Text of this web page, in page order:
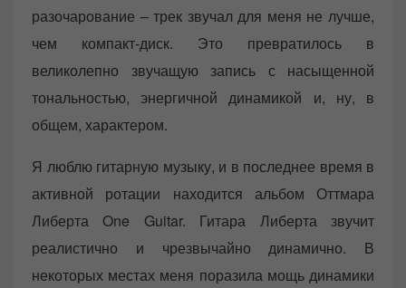
разочарование – трек звучал для меня не лучше,
чем компакт-диск. Это превратилось в
великолепно звучащую запись с насыщенной
тональностью, энергичной динамикой и, ну, в
общем, характером.
Я люблю гитарную музыку, и в последнее время в
активной ротации находится альбом Оттмара
Либерта One Guitar. Гитара Либерта звучит
реалистично и чрезвычайно динамично. В
некоторых местах меня поразила мощь динамики